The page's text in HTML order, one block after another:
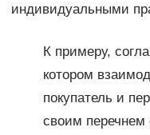
индивидуальными
К примеру,
котором
покупатель и
своим перечнем